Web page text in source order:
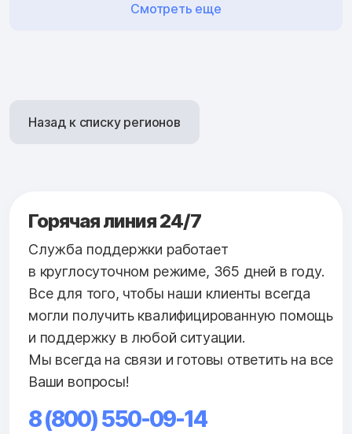
Смотреть еще
Назад к списку регионов
Горячая линия 24/7
Служба поддержки работает
в круглосуточном режиме, 365 дней в году.
Все для того, чтобы наши клиенты всегда
могли получить квалифицированную помощь
и поддержку в любой ситуации.
Мы всегда на связи и готовы ответить на все
Ваши вопросы!
8 (800) 550-09-14